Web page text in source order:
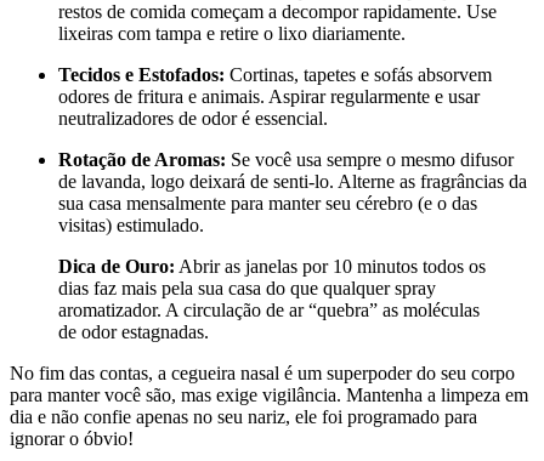
restos de comida começam a decompor rapidamente. Use
lixeiras com tampa e retire o lixo diariamente.
Tecidos e Estofados: Cortinas, tapetes e sofás absorvem
odores de fritura e animais. Aspirar regularmente e usar
neutralizadores de odor é essencial.
Rotação de Aromas: Se você usa sempre o mesmo difusor
de lavanda, logo deixará de senti-lo. Alterne as fragrâncias da
sua casa mensalmente para manter seu cérebro (e o das
visitas) estimulado.
Dica de Ouro: Abrir as janelas por 10 minutos todos os
dias faz mais pela sua casa do que qualquer spray
aromatizador. A circulação de ar “quebra” as moléculas
de odor estagnadas.
No fim das contas, a cegueira nasal é um superpoder do seu corpo
para manter você são, mas exige vigilância. Mantenha a limpeza em
dia e não confie apenas no seu nariz, ele foi programado para
ignorar o óbvio!